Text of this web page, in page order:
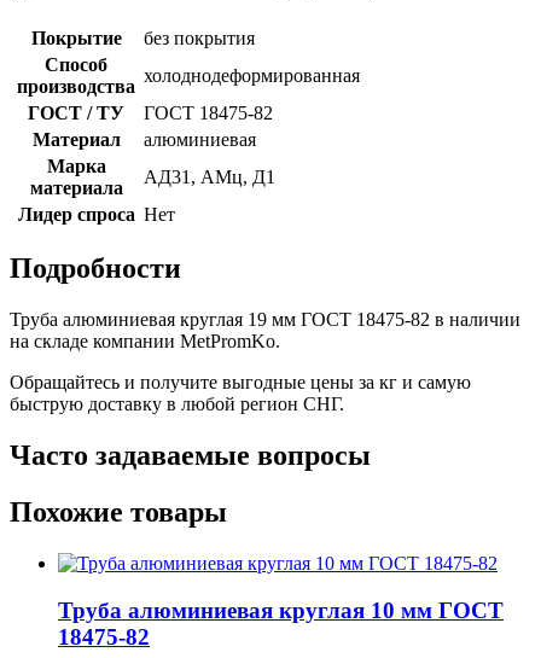
Покрытие
без покрытия
Способ
производства
холоднодеформированная
ГОСТ / ТУ
ГОСТ 18475-82
Материал
алюминиевая
Марка
материала
АД31, АМц, Д1
Лидер спроса Нет
Подробности
Труба алюминиевая круглая 19 мм ГОСТ 18475-82 в наличии
на складе компании MetPromKo.
Обращайтесь и получите выгодные цены за кг и самую
быструю доставку в любой регион СНГ.
Часто задаваемые вопросы
Похожие товары
Труба алюминиевая круглая 10 мм ГОСТ
18475-82